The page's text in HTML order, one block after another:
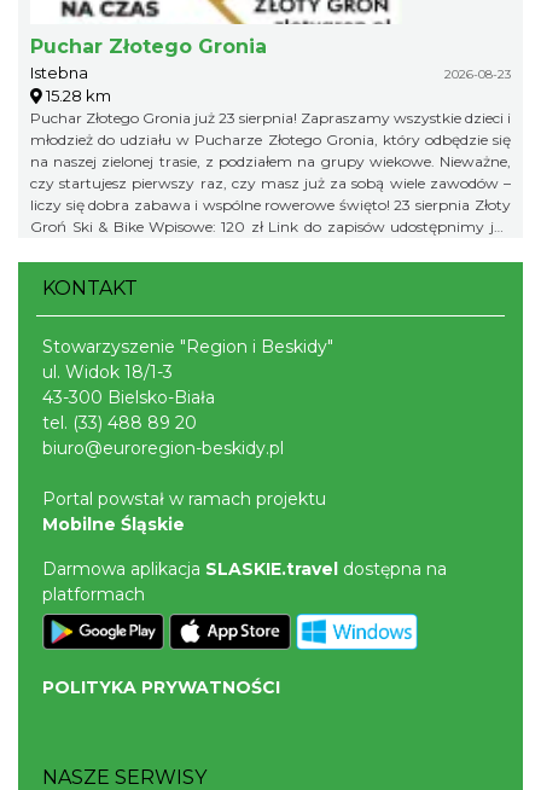
Puchar Złotego Gronia
Istebna 2026-08-23
15.28 km
Puchar Złotego Gronia już 23 sierpnia! Zapraszamy wszystkie dzieci i
młodzież do udziału w Pucharze Złotego Gronia, który odbędzie się
na naszej zielonej trasie, z podziałem na grupy wiekowe. Nieważne,
czy startujesz pierwszy raz, czy masz już za sobą wiele zawodów –
liczy się dobra zabawa i wspólne rowerowe święto! 23 sierpnia Złoty
Groń Ski & Bike Wpisowe: 120 zł Link do zapisów udostępnimy już
KONTAKT
Stowarzyszenie "Region i Beskidy"
ul. Widok 18/1-3
43-300 Bielsko-Biała
tel. (33) 488 89 20
biuro@euroregion-beskidy.pl
Portal powstał w ramach projektu
Mobilne Śląskie
Darmowa aplikacja SLASKIE.travel dostępna na
platformach
POLITYKA PRYWATNOŚCI
NASZE SERWISY